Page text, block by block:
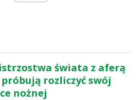
świata z aferą
rozliczyć swój
nożnej